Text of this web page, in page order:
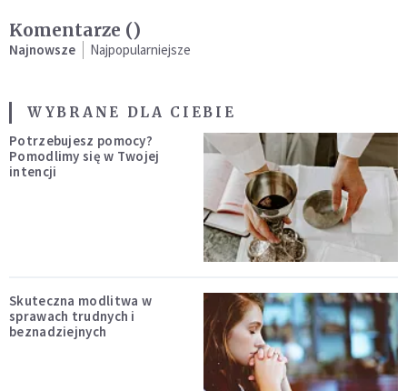
Komentarze ()
Najnowsze Najpopularniejsze
WYBRANE DLA CIEBIE
Potrzebujesz pomocy?
Pomodlimy się w Twojej
intencji
Skuteczna modlitwa w
sprawach trudnych i
beznadziejnych